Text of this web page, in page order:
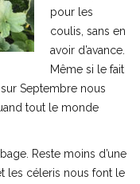
pour les
coulis, sans en
avoir d’avance.
Même si le fait
Septembre nous
tout le monde
Reste moins d’une
les céleris nous font le